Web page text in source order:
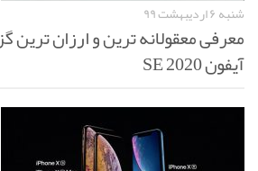
شنبه ۶ اردیبهشت ۹۹
معرفی معقولانه ترین و ارزان ترین
آیفون SE 2020